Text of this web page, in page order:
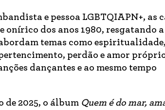
e pessoa LGBTQIAPN+, as
dos anos 1980, resgatando a
temas como espiritualidade,
perdão e amor
dançantes e ao mesmo tempo
2025, o álbum Quem é do mar,